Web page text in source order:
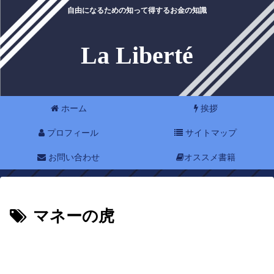
自由になるための知って得するお金の知識
La Liberté
ホーム 挨拶
プロフィール サイトマップ
お問い合わせ オススメ書籍
マネーの虎